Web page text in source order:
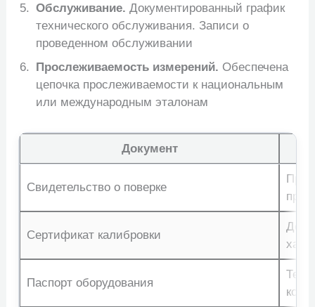
Обслуживание. Документированный график
технического обслуживания. Записи о
проведенном обслуживании
Прослеживаемость измерений. Обеспечена
цепочка прослеживаемости к национальным
или международным эталонам
Документ
Свидетельство о поверке
Сертификат калибровки
Паспорт оборудования